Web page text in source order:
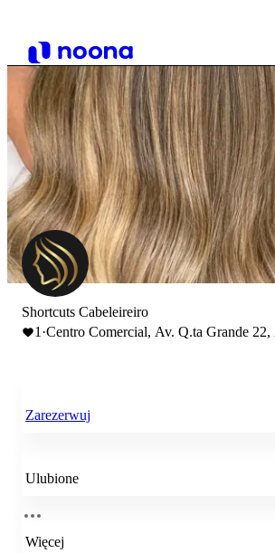
Shortcuts Cabeleireiro
1 ·Centro Comercial, Av. Q.ta Grande
Zarezerwuj
Ulubione
Więcej